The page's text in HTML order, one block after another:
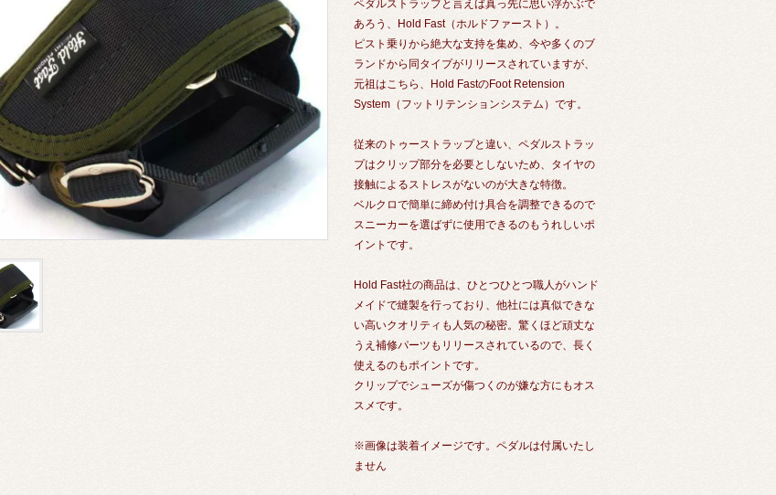
ペダルストラップと言えば真っ先に思い浮かぶで
あろう、Hold Fast（ホルドファースト）。
ピスト乗りから絶大な支持を集め、今や多くのブ
ランドから同タイプがリリースされていますが、
元祖はこちら、Hold FastのFoot Retension
System（フットリテンションシステム）です。
従来のトゥーストラップと違い、ペダルストラッ
プはクリップ部分を必要としないため、タイヤの
接触によるストレスがないのが大きな特徴。
ベルクロで簡単に締め付け具合を調整できるので
スニーカーを選ばずに使用できるのもうれしいポ
イントです。
Hold Fast社の商品は、ひとつひとつ職人がハンド
メイドで縫製を行っており、他社には真似できな
い高いクオリティも人気の秘密。驚くほど頑丈な
うえ補修パーツもリリースされているので、長く
使えるのもポイントです。
クリップでシューズが傷つくのが嫌な方にもオス
スメです。
※画像は装着イメージです。ペダルは付属いたし
ません